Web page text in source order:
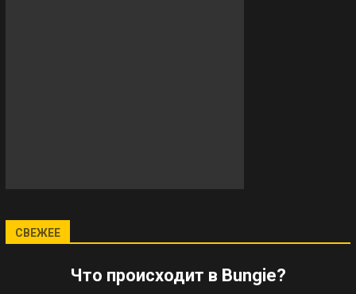
СВЕЖЕЕ
Что происходит в Bungie?